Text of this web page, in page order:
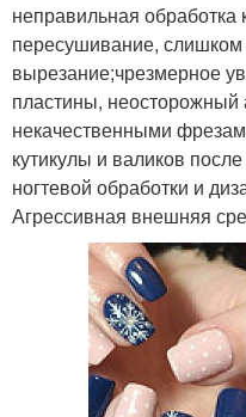
неправильная обработка
пересушивание, слишком
вырезание;чрезмерное
пластины,
некачественными
кутикулы и валиков
ногтевой обработки и
Агрессивная внешняя